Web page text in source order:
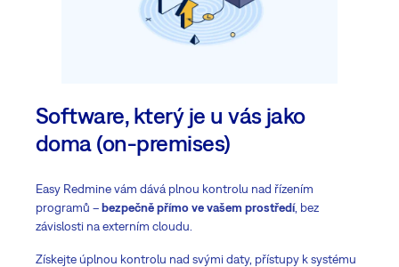
Software, který je u vás jako
doma (on-premises)
Easy Redmine vám dává plnou kontrolu nad řízením
programů –bezpečně přímo ve vašem prostředí, bez
závislosti na externím cloudu.
Získejte úplnou kontrolu nad svými daty, přístupy k systému